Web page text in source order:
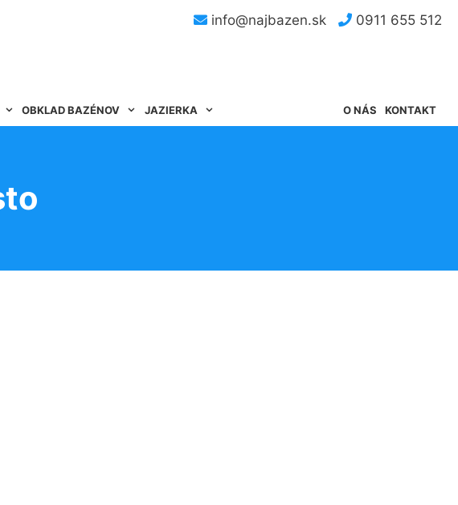
info@najbazen.sk 0911 655 512
OBKLAD BAZÉNOV JAZIERKA KONTAKT
O NÁS